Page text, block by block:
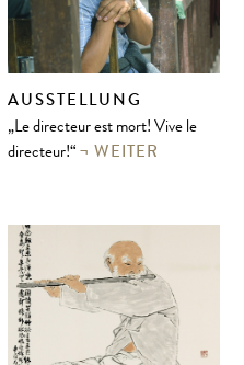
AUSSTELLUNG
„Le directeur est mort! Vive le
directeur!“
WEITER